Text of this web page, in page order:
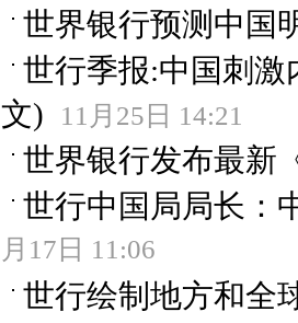
世界银行预测中国
世行季报:中国刺激
文)
11月25日 14:21
世界银行发布最新
世行中国局局长：
月17日 11:06
世行绘制地方和全